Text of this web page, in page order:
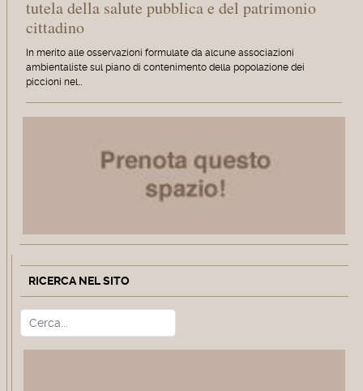
tutela della salute pubblica e del patrimonio
cittadino
In merito alle osservazioni formulate da alcune associazioni
ambientaliste sul piano di contenimento della popolazione dei
piccioni nel…
RICERCA NEL SITO
Cerca Type 2 or more characters for